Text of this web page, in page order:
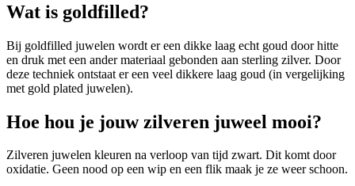
Wat is goldfilled?
Bij goldfilled juwelen wordt er een dikke laag echt goud door hitte
en druk met een ander materiaal gebonden aan sterling zilver. Door
deze techniek ontstaat er een veel dikkere laag goud (in vergelijking
met gold plated juwelen).
Hoe hou je jouw zilveren juweel mooi?
Zilveren juwelen kleuren na verloop van tijd zwart. Dit komt door
oxidatie. Geen nood op een wip en een flik maak je ze weer schoon.